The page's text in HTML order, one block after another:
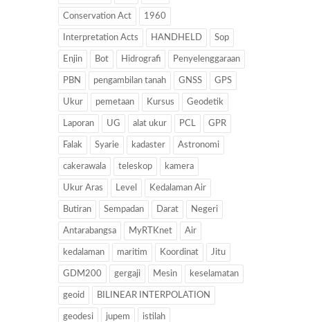
Conservation Act 1960
Interpretation Acts HANDHELD Sop
Enjin Bot Hidrografi Penyelenggaraan
PBN pengambilan tanah GNSS GPS
Ukur pemetaan Kursus Geodetik
Laporan UG alat ukur PCL GPR
Falak Syarie kadaster Astronomi
cakerawala teleskop kamera
Ukur Aras Level Kedalaman Air
Butiran Sempadan Darat Negeri
Antarabangsa MyRTKnet Air
kedalaman maritim Koordinat Jitu
GDM200 gergaji Mesin keselamatan
geoid BILINEAR INTERPOLATION
geodesi jupem istilah